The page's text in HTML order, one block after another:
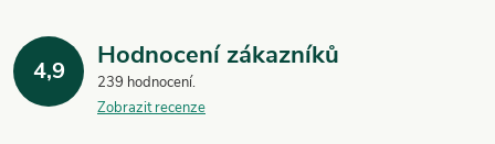
4,9 Hodnocení zákazníků
239 hodnocení
Zobrazit recenze